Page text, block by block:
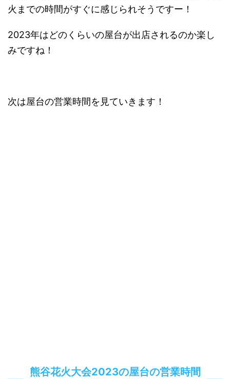
火までの時間がすぐに感じられそうですー！
2023年はどのくらいの屋台が出店されるのか楽し
みですね！
次は屋台の営業時間を見ていきます！
熊谷花火大会2023の屋台の営業時間